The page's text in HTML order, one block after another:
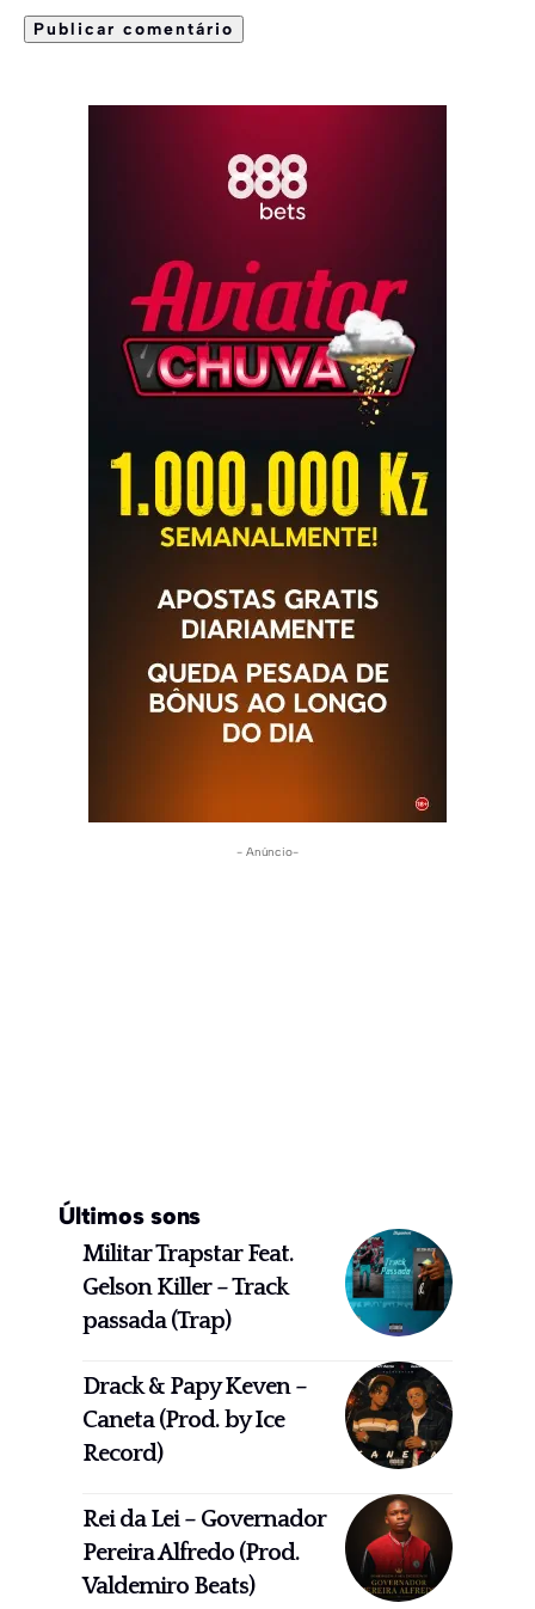
- Anúncio-
Últimos sons
Militar Trapstar Feat.
Gelson Killer – Track
passada (Trap)
Drack & Papy Keven –
Caneta (Prod. by Ice
Record)
Rei da Lei – Governador
Pereira Alfredo (Prod.
Valdemiro Beats)